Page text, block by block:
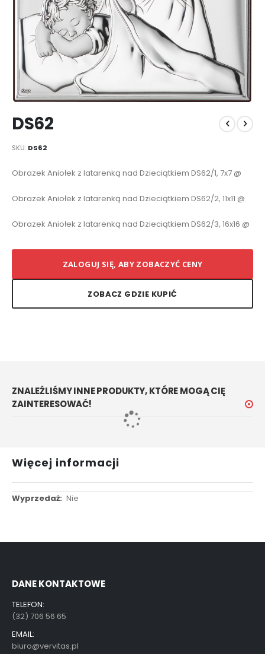
na
początek
galerii
DS62
SKU DS62
Elementy
Obrazek Aniołek z latarenką nad Dzieciątkiem DS62/1, 7x7 @
Obrazek Aniołek z latarenką nad Dzieciątkiem DS62/2, 11x11 @
Obrazek Aniołek z latarenką nad Dzieciątkiem DS62/3, 16x16 @
ZALOGUJ SIĘ, ABY ZOBACZYĆ CENY
ZOBACZ GDZIE KUPIĆ
ZNALEŹLIŚMY INNE PRODUKTY, KTÓRE MOGĄ CIĘ
ZAINTERESOWAĆ!
Więcej informacji
Więcej
Nie
DANE KONTAKTOWE
TELEFON:
(32) 706 56 65
EMAIL:
biuro@vervitas.pl